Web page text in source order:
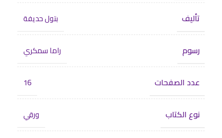
تأليف بتول حديفة
رسوم راما سمكري
عدد الصفحات 16
نوع الكتاب ورقي